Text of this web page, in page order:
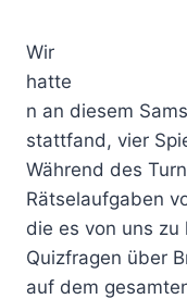
Wir
hatte
n an diesem
stattfand, vier
Während des
Rätselaufgaben
die es von uns zu
Quizfragen über
auf dem